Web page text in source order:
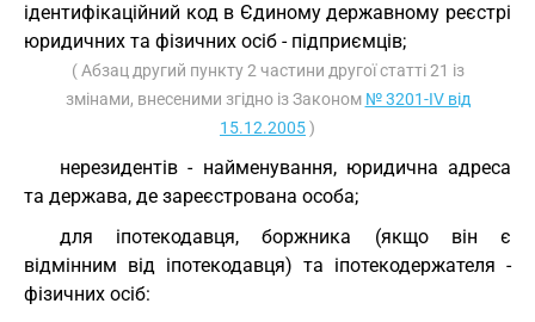
ідентифікаційний код в Єдиному державному реєстрі
юридичних та фізичних осіб - підприємців;
( Абзац другий пункту 2 частини другої статті 21 із
змінами, внесеними згідно із Законом № 3201-IV від
15.12.2005)
нерезидентів - найменування, юридична адреса
та держава, де зареєстрована особа;
для іпотекодавця, боржника (якщо він є
відмінним від іпотекодавця) та іпотекодержателя -
фізичних осіб: